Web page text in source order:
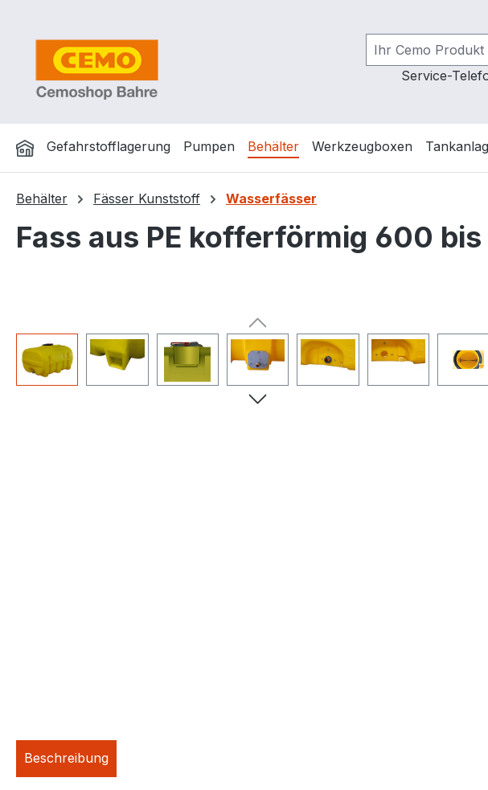
Service-
Gefahrstofflagerung Pumpen Behälter Werkzeugboxen
Behälter Fässer Kunststoff Wasserfässer
Fass aus PE kofferförmig 600
Bildergalerie überspringen
Beschreibung